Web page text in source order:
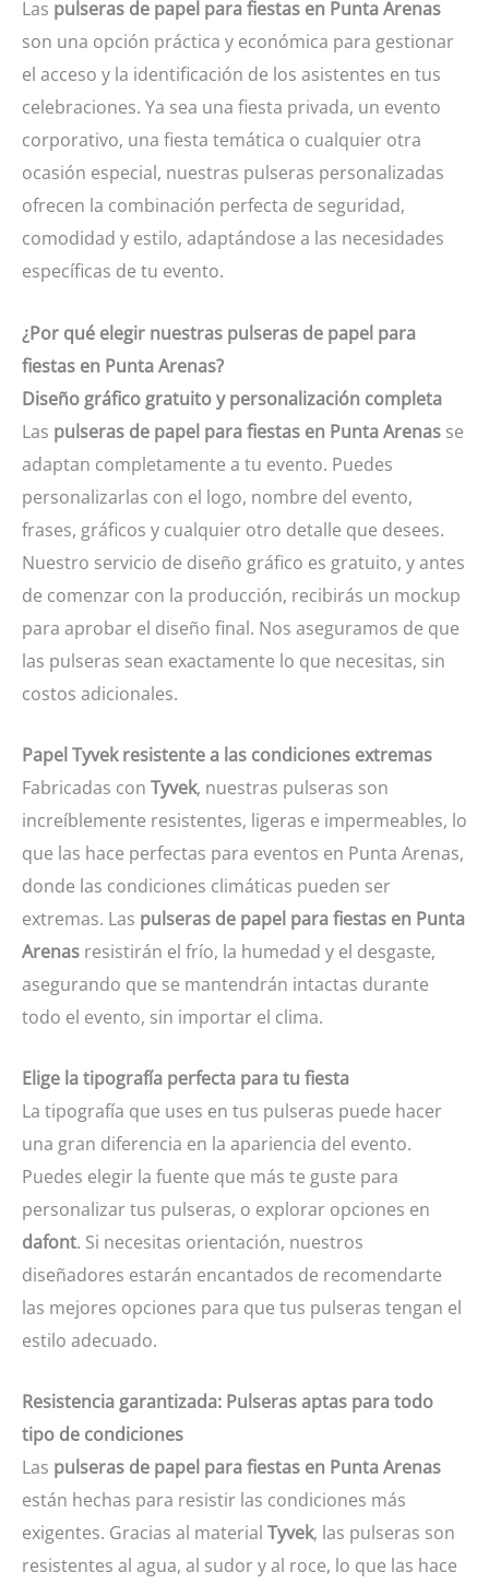
Punta
cantidad
Las pulseras de papel para fiestas en Punta Arenas
son una opción práctica y económica para gestionar
el acceso y la identificación de los asistentes en tus
celebraciones. Ya sea una fiesta privada, un evento
corporativo, una fiesta temática o cualquier otra
ocasión especial, nuestras pulseras personalizadas
ofrecen la combinación perfecta de seguridad,
comodidad y estilo, adaptándose a las necesidades
específicas de tu evento.
¿Por qué elegir nuestras pulseras de papel para
fiestas en Punta Arenas?
Diseño gráfico gratuito y personalización completa
Las pulseras de papel para fiestas en Punta Arenas se
adaptan completamente a tu evento. Puedes
personalizarlas con el logo, nombre del evento,
frases, gráficos y cualquier otro detalle que desees.
Nuestro servicio de diseño gráfico es gratuito, y antes
de comenzar con la producción, recibirás un mockup
para aprobar el diseño final. Nos aseguramos de que
las pulseras sean exactamente lo que necesitas, sin
costos adicionales.
Papel Tyvek resistente a las condiciones extremas
Fabricadas con Tyvek, nuestras pulseras son
increíblemente resistentes, ligeras e impermeables, lo
que las hace perfectas para eventos en Punta Arenas,
donde las condiciones climáticas pueden ser
extremas. Las pulseras de papel para fiestas en Punta
Arenas resistirán el frío, la humedad y el desgaste,
asegurando que se mantendrán intactas durante
todo el evento, sin importar el clima.
Elige la tipografía perfecta para tu fiesta
La tipografía que uses en tus pulseras puede hacer
una gran diferencia en la apariencia del evento.
Puedes elegir la fuente que más te guste para
personalizar tus pulseras, o explorar opciones en
dafont. Si necesitas orientación, nuestros
diseñadores estarán encantados de recomendarte
las mejores opciones para que tus pulseras tengan el
estilo adecuado.
Resistencia garantizada: Pulseras aptas para todo
tipo de condiciones
Las pulseras de papel para fiestas en Punta Arenas
están hechas para resistir las condiciones más
exigentes. Gracias al material Tyvek, las pulseras son
resistentes al agua, al sudor y al roce, lo que las hace